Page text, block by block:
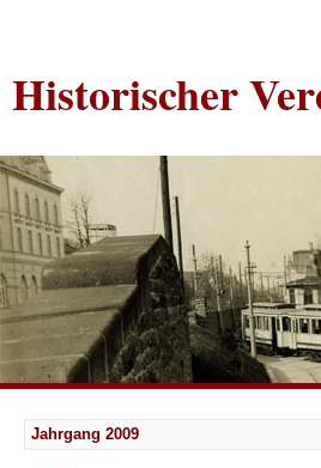
Historischer
Jahrgang 2009